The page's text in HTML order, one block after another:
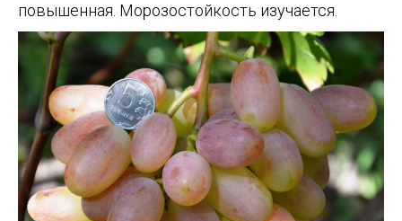
повышенная. Морозостойкость изучается.